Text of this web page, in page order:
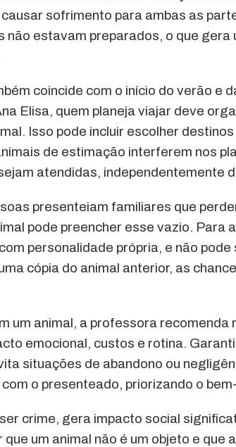
sofrimento para ambas as
estavam preparados, o que gera
coincide com o início do verão e
Elisa, quem planeja viajar deve
Isso pode incluir escolher
de estimação interferem nos
atendidas, independentemente
presenteiam familiares que
pode preencher esse vazio. Para
personalidade própria, e não
cópia do animal anterior, as
um animal, a professora
emocional, custos e rotina.
situações de abandono ou
o presenteado, priorizando o
crime, gera impacto social
um animal não é um objeto e que